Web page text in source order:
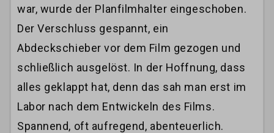
war, wurde der Planfilmhalter eingeschoben.
Der Verschluss gespannt, ein
Abdeckschieber vor dem Film gezogen und
schließlich ausgelöst. In der Hoffnung, dass
alles geklappt hat, denn das sah man erst im
Labor nach dem Entwickeln des Films.
Spannend, oft aufregend, abenteuerlich.